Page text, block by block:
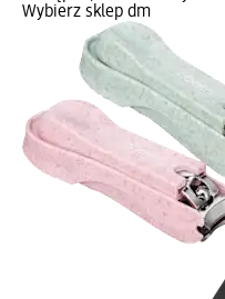
Wybierz sklep dm